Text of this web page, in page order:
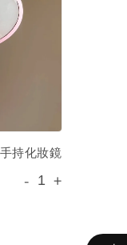
持化妝鏡
- +